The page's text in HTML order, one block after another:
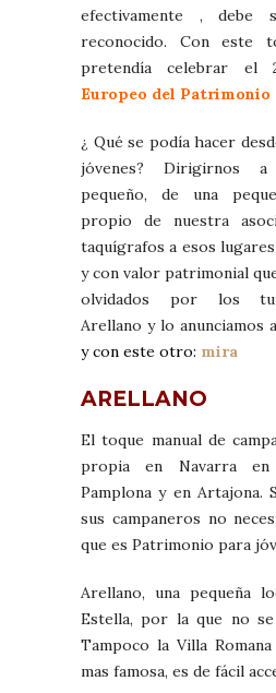
efectivamente , debe
reconocido. Con este
pretendía celebrar el
Europeo del
¿ Qué se podía hacer
jóvenes? Dirigirnos a
pequeño, de una
propio de nuestra
taquígrafos a esos
y con valor patrimonial
olvidados por los
Arellano y lo anunciamos
y con este otro: mira
ARELLANO
El toque manual de
propia en Navarra
Pamplona y en Artajona.
sus campaneros no
que es Patrimonio para
Arellano, una pequeña
Estella, por la que no
Tampoco la Villa
mas famosa, es de fácil